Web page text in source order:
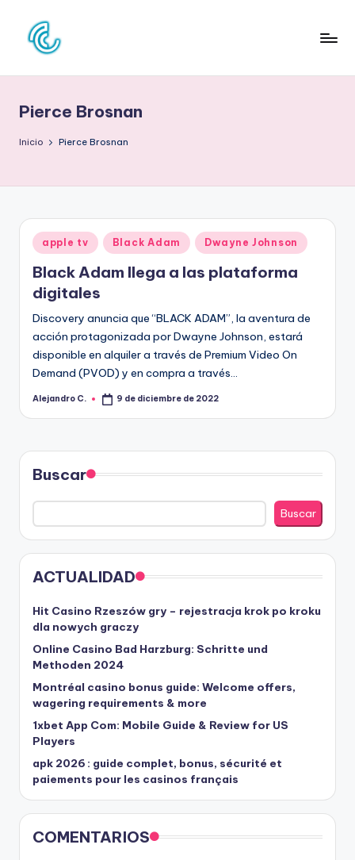
Saltar
N
C
C
U
L
T
U
R
A
de
la
cultura
Pierce Brosnan
Inicio Pierce Brosnan
Publicado
en
apple tv Black Adam Dwayne Johnson
Black Adam llega a las plataforma
digitales
Discovery anuncia que “BLACK ADAM”, la aventura de
acción protagonizada por Dwayne Johnson, estará
disponible en alquiler a través de Premium Video On
Demand (PVOD) y en compra a través…
Publicado
Alejandro C. 9 de diciembre de 2022
Buscar
Buscar
ACTUALIDAD
Hit Casino Rzeszów gry – rejestracja krok po kroku
dla nowych graczy
Online Casino Bad Harzburg: Schritte und
Methoden 2024
Montréal casino bonus guide: Welcome offers,
wagering requirements & more
1xbet App Com: Mobile Guide & Review for US
Players
apk 2026 : guide complet, bonus, sécurité et
paiements pour les casinos français
COMENTARIOS